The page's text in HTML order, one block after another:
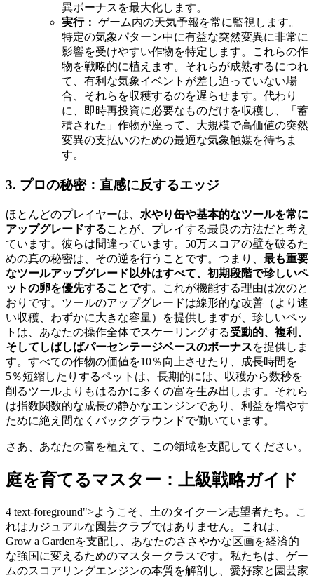
異ボーナスを最大化します。
実行： ゲーム内の天気予報を常に監視します。
特定の気象パターン中に有益な突然変異に非常に
影響を受けやすい作物を特定します。これらの作
物を戦略的に植えます。それらが成熟するにつれ
て、有利な気象イベントが差し迫っていない場
合、それらを収穫するのを遅らせます。代わり
に、即時再投資に必要なものだけを収穫し、「蓄
積された」作物が座って、大規模で高価値の突然
変異の支払いのための最適な気象触媒を待ちま
す。
3. プロの秘密：直感に反するエッジ
ほとんどのプレイヤーは、 水やり缶や基本的なツールを常に
アップグレードすることが、プレイする最良の方法だと考え
ています。彼らは間違っています。50万スコアの壁を破るた
めの真の秘密は、その逆を行うことです。つまり、 最も重要
なツールアップグレード以外はすべて、初期段階で珍しいペ
ットの卵を優先することです。これが機能する理由は次のと
おりです。ツールのアップグレードは線形的な改善（より速
い収穫、わずかに大きな容量）を提供しますが、珍しいペッ
トは、あなたの操作全体でスケーリングする受動的、複利、
そしてしばしばパーセンテージベースのボーナスを提供しま
す。すべての作物の価値を10％向上させたり、成長時間を
5％短縮したりするペットは、長期的には、収穫から数秒を
削るツールよりもはるかに多くの富を生み出します。それら
は指数関数的な成長の静かなエンジンであり、利益を増やす
ために絶え間なくバックグラウンドで働いています。
さあ、あなたの富を植えて、この領域を支配してください。
庭を育てるマスター：上級戦略ガイド
4 text-foreground">ようこそ、土のタイクーン志望者たち。こ
れはカジュアルな園芸クラブではありません。これは、
Grow a Gardenを支配し、あなたのささやかな区画を経済的
な強国に変えるためのマスタークラスです。私たちは、ゲー
ムのスコアリングエンジンの本質を解剖し、愛好家と園芸家